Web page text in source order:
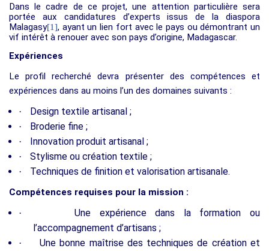
Dans le cadre de ce projet, une attention particulière sera
portée aux candidatures d’experts issus de la diaspora
Malagasy[1], ayant un lien fort avec le pays ou démontrant un
vif intérêt à renouer avec son pays d’origine, Madagascar.
Expériences
Le profil recherché devra présenter des compétences et
expériences dans au moins l’un des domaines suivants :
· Design textile artisanal ;
· Broderie fine ;
· Innovation produit artisanal ;
· Stylisme ou création textile ;
· Techniques de finition et valorisation artisanale.
Compétences requises pour la mission :
·
Une expérience dans la formation ou
l’accompagnement d’artisans ;
·
Une bonne maîtrise des techniques de création et